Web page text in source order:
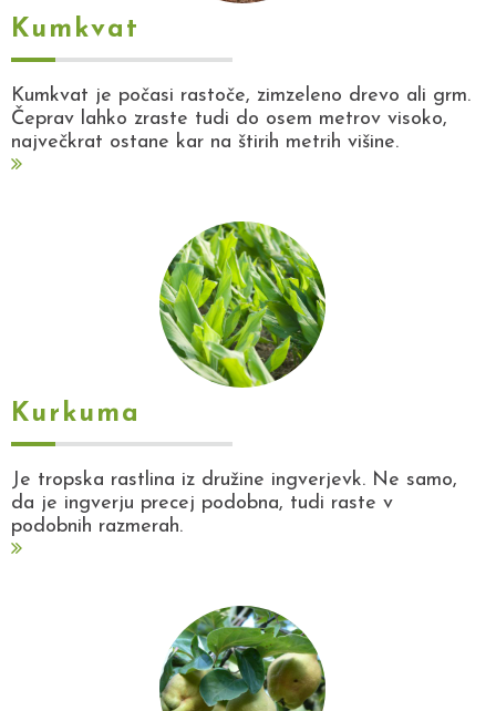
Kumkvat
Kumkvat je počasi rastoče, zimzeleno drevo ali grm.
Čeprav lahko zraste tudi do osem metrov visoko,
največkrat ostane kar na štirih metrih višine.
Kurkuma
Je tropska rastlina iz družine ingverjevk. Ne samo,
da je ingverju precej podobna, tudi raste v
podobnih razmerah.